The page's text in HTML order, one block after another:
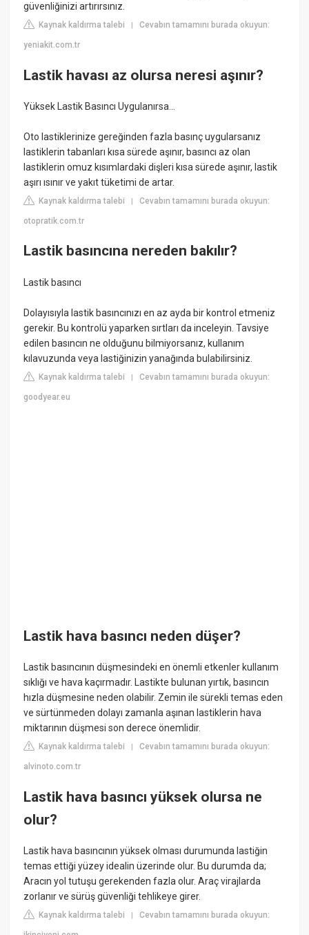
güvenliğinizi artırırsınız.
Kaynak kaldırma talebi |Cevabın tamamını burada okuyun:
yeniakit.com.tr
Lastik havası az olursa neresi aşınır?
Yüksek Lastik Basıncı Uygulanırsa...
Oto lastiklerinize gereğinden fazla basınç uygularsanız
lastiklerin tabanları kısa sürede aşınır, basıncı az olan
lastiklerin omuz kısımlardaki dişleri kısa sürede aşınır, lastik
aşırı ısınır ve yakıt tüketimi de artar.
Kaynak kaldırma talebi |Cevabın tamamını burada okuyun:
otopratik.com.tr
Lastik basıncına nereden bakılır?
Lastik basıncı
Dolayısıyla lastik basıncınızı en az ayda bir kontrol etmeniz
gerekir. Bu kontrolü yaparken sırtları da inceleyin. Tavsiye
edilen basıncın ne olduğunu bilmiyorsanız, kullanım
kılavuzunda veya lastiğinizin yanağında bulabilirsiniz.
Kaynak kaldırma talebi |Cevabın tamamını burada okuyun:
goodyear.eu
Lastik hava basıncı neden düşer?
Lastik basıncının düşmesindeki en önemli etkenler kullanım
sıklığı ve hava kaçırmadır. Lastikte bulunan yırtık, basıncın
hızla düşmesine neden olabilir. Zemin ile sürekli temas eden
ve sürtünmeden dolayı zamanla aşınan lastiklerin hava
miktarının düşmesi son derece önemlidir.
Kaynak kaldırma talebi |Cevabın tamamını burada okuyun:
alvinoto.com.tr
Lastik hava basıncı yüksek olursa ne
olur?
Lastik hava basıncının yüksek olması durumunda lastiğin
temas ettiği yüzey idealin üzerinde olur. Bu durumda da;
Aracın yol tutuşu gerekenden fazla olur. Araç virajlarda
zorlanır ve sürüş güvenliği tehlikeye girer.
Kaynak kaldırma talebi |Cevabın tamamını burada okuyun: